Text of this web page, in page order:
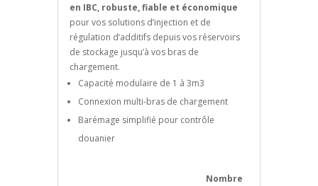
en IBC, robuste, fiable et économique
pour vos solutions d’injection et de
régulation d’additifs depuis vos réservoirs
de stockage jusqu’à vos bras de
chargement.
Capacité modulaire de 1 à 3m3
Connexion multi-bras de chargement
Barémage simplifié pour contrôle
douanier
Nombre